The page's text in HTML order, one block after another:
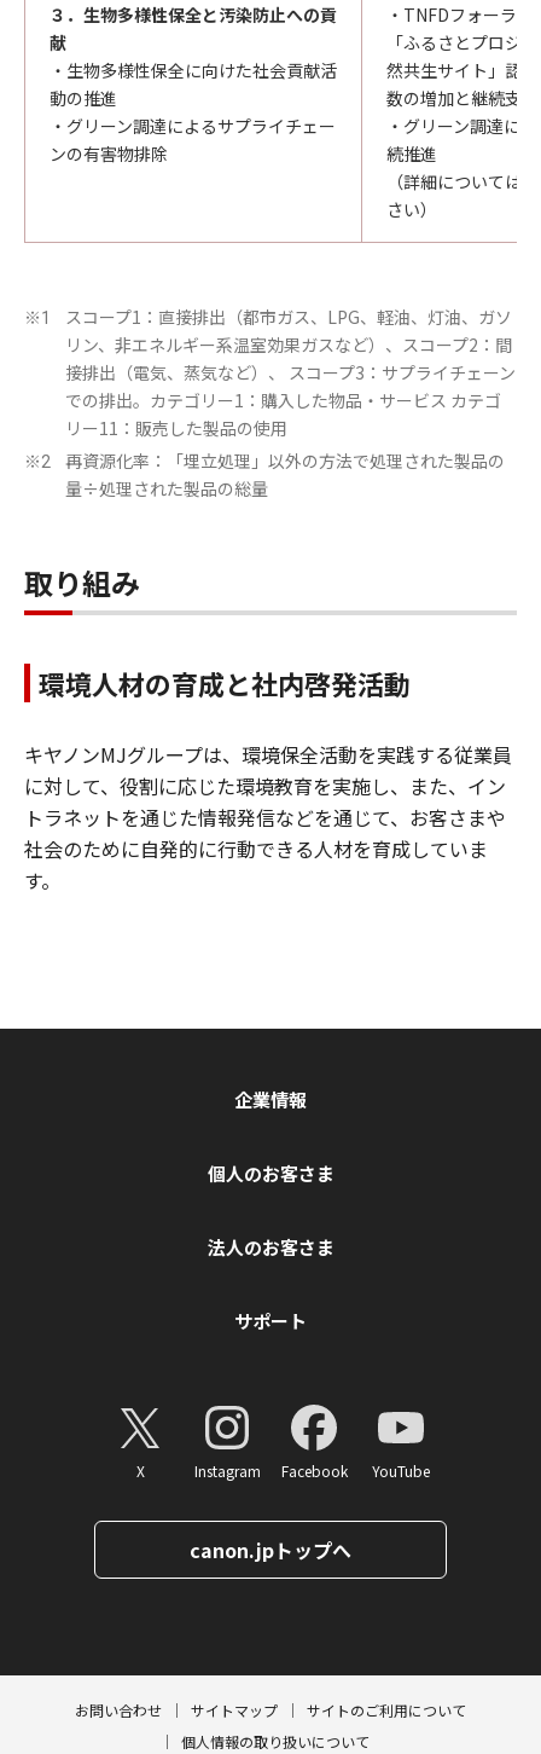
３．生物多様性保全と汚染防止への貢
献
・生物多様性保全に向けた社会貢献活
動の推進
・グリーン調達によるサプライチェー
ンの有害物排除
・TNFDフォーラ
「ふるさとプロジ
然共生サイト」認
数の増加と継続支援
・グリーン調達に
続推進
（詳細については、
さい）
※1
スコープ1：直接排出（都市ガス、LPG、軽油、灯油、ガソ
リン、非エネルギー系温室効果ガスなど）、スコープ2：間
接排出（電気、蒸気など）、 スコープ3：サプライチェーン
での排出。カテゴリー1：購入した物品・サービス カテゴ
リー11：販売した製品の使用
※2
再資源化率：「埋立処理」以外の方法で処理された製品の
量÷処理された製品の総量
取り組み
環境人材の育成と社内啓発活動
キヤノンMJグループは、環境保全活動を実践する従業員
に対して、役割に応じた環境教育を実施し、また、イン
トラネットを通じた情報発信などを通じて、お客さまや
社会のために自発的に行動できる人材を育成していま
す。
企業情報
個人のお客さま
法人のお客さま
サポート
X Instagram Facebook YouTube
canon.jpトップへ
お問い合わせ サイトマップ
サイトのご利用について
個人情報の取り扱いについて